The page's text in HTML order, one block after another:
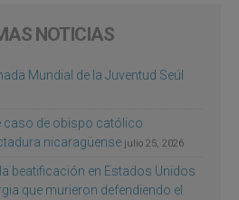
NOTICIAS
Mundial de la Juventud Seúl
caso de obispo católico
nicaragüense julio 25, 2026
beatificación en Estados Unidos
que murieron defendiendo el